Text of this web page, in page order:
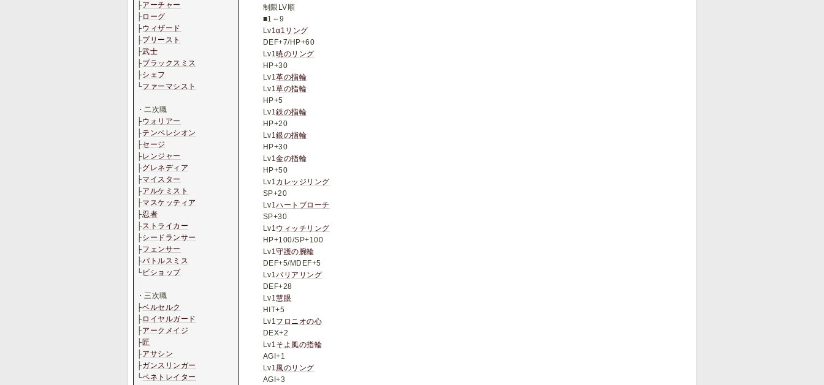
制限LV順
■1～9
Lv1α1リング
DEF+7/HP+60
Lv1暁のリング
HP+30
Lv1革の指輪
Lv1草の指輪
HP+5
Lv1鉄の指輪
HP+20
Lv1銀の指輪
HP+30
Lv1金の指輪
HP+50
Lv1カレッジリング
SP+20
Lv1ハートブローチ
SP+30
Lv1ウィッチリング
HP+100/SP+100
Lv1守護の腕輪
DEF+5/MDEF+5
Lv1バリアリング
DEF+28
Lv1慧眼
HIT+5
Lv1フロニオの心
DEX+2
Lv1そよ風の指輪
AGI+1
Lv1風のリング
AGI+3
├アーチャー
├ローグ
├ウィザード
├プリースト
├武士
├ブラックスミス
├シェフ
└ファーマシスト
・二次職
├ウォリアー
├テンペレシオン
├セージ
├レンジャー
├グレネディア
├マイスター
├アルケミスト
├マスケッティア
├忍者
├ストライカー
├シードランサー
├フェンサー
├バトルスミス
└ビショップ
・三次職
├ベルセルク
├ロイヤルガード
├アークメイジ
├匠
├アサシン
├ガンスリンガー
└ペネトレイター